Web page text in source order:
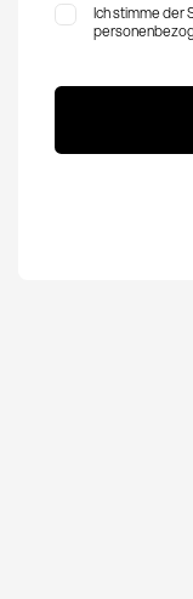
Ich stimme der